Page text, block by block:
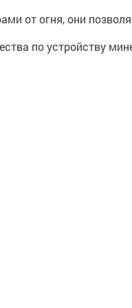
от огня, они
по устройству